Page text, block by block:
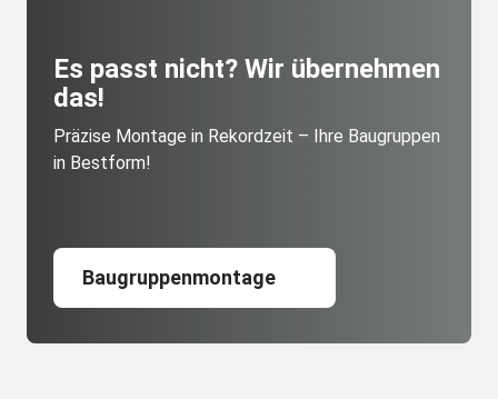
Es passt nicht? Wir übernehmen
das!
Präzise Montage in Rekordzeit – Ihre Baugruppen
in Bestform!
Baugruppenmontage